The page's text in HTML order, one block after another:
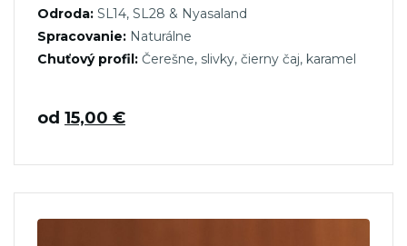
Odroda: SL14, SL28 & Nyasaland
Spracovanie: Naturálne
Chuťový profil: Čerešne, slivky, čierny čaj, karamel
od 15,00 €